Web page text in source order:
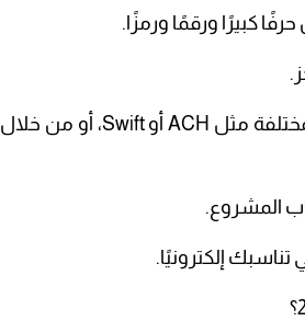
تحويل المبلغ المطلوب عن طريق وسائل التحويل البنكي المختلفة مثل ACH أو Swift، أو من خلال
المشروع.
تناسبك إلكترونيًا.